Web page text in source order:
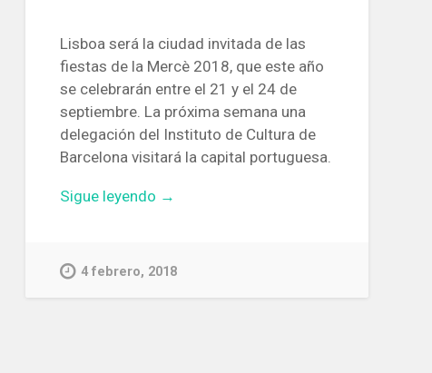
Lisboa será la ciudad invitada de las
fiestas de la Mercè 2018, que este año
se celebrarán entre el 21 y el 24 de
septiembre. La próxima semana una
delegación del Instituto de Cultura de
Barcelona visitará la capital portuguesa.
Sigue leyendo «Lisboa
ciudad
→
4 febrero, 2018